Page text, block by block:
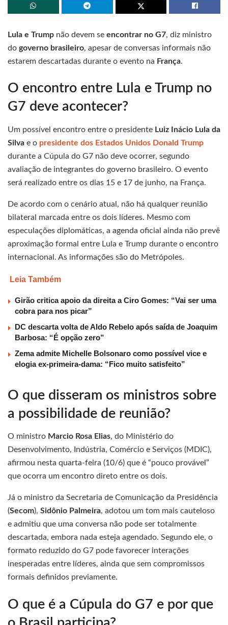
Lula e Trump não devem se encontrar no G7, diz ministro
do governo brasileiro, apesar de conversas informais não
estarem descartadas durante o evento na França.
O encontro entre Lula e Trump no
G7 deve acontecer?
Um possível encontro entre o presidente Luiz Inácio Lula da
Silva e o presidente dos Estados Unidos Donald Trump
durante a Cúpula do G7 não deve ocorrer, segundo
avaliação de integrantes do governo brasileiro. O evento
será realizado entre os dias 15 e 17 de junho, na França.
De acordo com o cenário atual, não há qualquer reunião
bilateral marcada entre os dois líderes. Mesmo com
especulações diplomáticas, a agenda oficial ainda não prevê
aproximação formal entre Lula e Trump durante o encontro
internacional. As informações são do Metrópoles.
Leia Também
Girão critica apoio da direita a Ciro Gomes: “Vai ser uma
cobra para nos picar”
DC descarta volta de Aldo Rebelo após saída de Joaquim
Barbosa: “É opção zero”
Zema admite Michelle Bolsonaro como possível vice e
elogia ex-primeira-dama: “Fico muito satisfeito”
O que disseram os ministros sobre
a possibilidade de reunião?
O ministro Marcio Rosa Elias, do Ministério do
Desenvolvimento, Indústria, Comércio e Serviços (MDIC),
afirmou nesta quarta-feira (10/6) que é “pouco provável”
que ocorra um encontro direto entre os dois.
Já o ministro da Secretaria de Comunicação da Presidência
(Secom), Sidônio Palmeira, adotou um tom mais cauteloso
e admitiu que uma conversa não pode ser totalmente
descartada, embora nada esteja agendado. Segundo ele, o
formato reduzido do G7 pode favorecer interações
inesperadas entre líderes, ainda que sem compromissos
formais definidos previamente.
O que é a Cúpula do G7 e por que